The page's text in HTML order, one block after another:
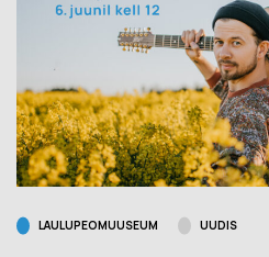
LAULUPEOMUUSEUM UUDIS